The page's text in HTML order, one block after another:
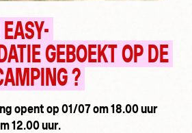
GEBOEKT OP DE
?
opent op 01/07 om 18.00 uur
12.00 uur.